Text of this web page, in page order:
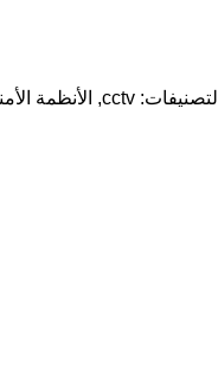
التصنيفات: cctv
, الأنظمة